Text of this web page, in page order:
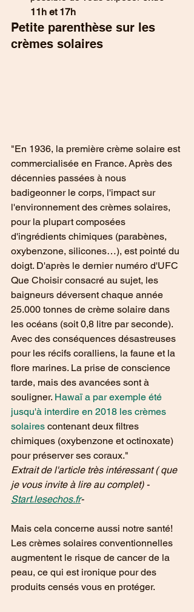
11h et 17h
Petite parenthèse sur les
crèmes solaires
"En 1936, la première crème solaire est
commercialisée en France. Après des
décennies passées à nous
badigeonner le corps, l'impact sur
l'environnement des crèmes solaires,
pour la plupart composées
d'ingrédients chimiques (parabènes,
oxybenzone, silicones…), est pointé du
doigt. D'après le dernier numéro d'UFC
Que Choisir consacré au sujet, les
baigneurs déversent chaque année
25.000 tonnes de crème solaire dans
les océans (soit 0,8 litre par seconde).
Avec des conséquences désastreuses
pour les récifs coralliens, la faune et la
flore marines. La prise de conscience
tarde, mais des avancées sont à
souligner. Hawaï a par exemple été
jusqu'à interdire en 2018 les crèmes
solaires contenant deux filtres
chimiques (oxybenzone et octinoxate)
pour préserver ses coraux."
Extrait de l'article très intéressant ( que
je vous invite à lire au complet) -
Start.lesechos.fr-
Mais cela concerne aussi notre santé!
Les crèmes solaires conventionnelles
augmentent le risque de cancer de la
peau, ce qui est ironique pour des
produits censés vous en protéger.